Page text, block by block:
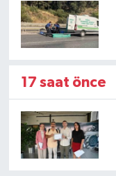
17 saat önce